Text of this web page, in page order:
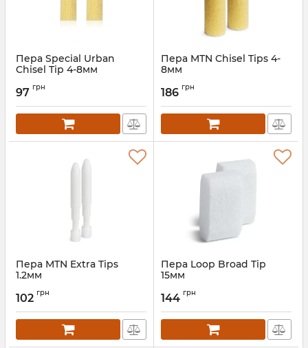
Пера Special Urban
Chisel Tip 4-8мм
97 грн
Пера MTN Chisel Tips 4-
8мм
186 грн
Пера MTN Extra Tips
1.2мм
102 грн
Пера Loop Broad Tip
15мм
144 грн